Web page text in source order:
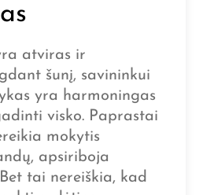
atviras ir
šunį, savininkui
yra harmoningas
visko. Paprastai
mokytis
apsiriboja
tai nereiškia, kad